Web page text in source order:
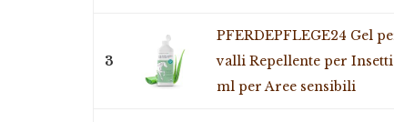
3
PFERDEPFLEGE24 Gel
valli Repellente per
ml per Aree sensibili